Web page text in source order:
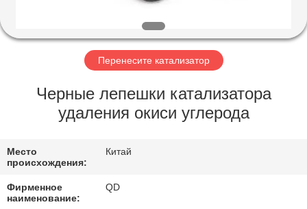
ПУТЕШЕСТВИЕ
ФАБРИКИ
ПРОВЕРКА
СВЯЖИТЕСЬ
МЫ
Перенесите катализатор
Черные лепешки катализатора
удаления окиси углерода
Место
происхождения:
Китай
Фирменное
наименование:
QD